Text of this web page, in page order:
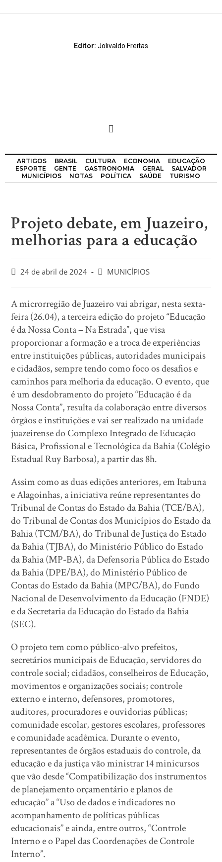
Editor: Jolivaldo Freitas
ARTIGOS BRASIL CULTURA ECONOMIA
EDUCAÇÃO
ESPORTE
GENTE GASTRONOMIA GERAL
SALVADOR
MUNICÍPIOS
NOTAS POLÍTICA SAÚDE TURISMO
Projeto debate, em Juazeiro,
melhorias para a educação
24 de abril de 2024 MUNICÍPIOS
A microrregião de Juazeiro vai abrigar, nesta sexta-
feira (26.04), a terceira edição do projeto “Educação
é da Nossa Conta – Na Estrada”, que visa
proporcionar a formação e a troca de experiências
entre instituições públicas, autoridades municipais
e cidadãos, sempre tendo como foco os desafios e
caminhos para melhoria da educação. O evento, que
é um desdobramento do projeto “Educação é da
Nossa Conta”, resulta da colaboração entre diversos
órgãos e instituições e vai ser realizado na unidade
juazeirense do Complexo Integrado de Educação
Básica, Profissional e Tecnológica da Bahia (Colégio
Estadual Ruy Barbosa), a partir das 8h.
Assim como as duas edições anteriores, em Itabuna
e Alagoinhas, a iniciativa reúne representantes do
Tribunal de Contas do Estado da Bahia (TCE/BA),
do Tribunal de Contas dos Municípios do Estado da
Bahia (TCM/BA), do Tribunal de Justiça do Estado
da Bahia (TJBA), do Ministério Público do Estado
da Bahia (MP-BA), da Defensoria Pública do Estado
da Bahia (DPE/BA), do Ministério Público de
Contas do Estado da Bahia (MPC/BA), do Fundo
Nacional de Desenvolvimento da Educação (FNDE)
e da Secretaria da Educação do Estado da Bahia
(SEC).
O projeto tem como público-alvo prefeitos,
secretários municipais de Educação, servidores do
controle social; cidadãos, conselheiros de Educação,
movimentos e organizações sociais; controle
externo e interno, defensores, promotores,
auditores, procuradores e ouvidorias públicas;
comunidade escolar, gestores escolares, professores
e comunidade acadêmica. Durante o evento,
representantes de órgãos estaduais do controle, da
educação e da justiça vão ministrar 14 minicursos
que vão desde “Compatibilização dos instrumentos
de planejamento orçamentário e planos de
educação” a “Uso de dados e indicadores no
acompanhamento de políticas públicas
educacionais” e ainda, entre outros, “Controle
Interno e o Papel das Coordenações de Controle
Interno”.